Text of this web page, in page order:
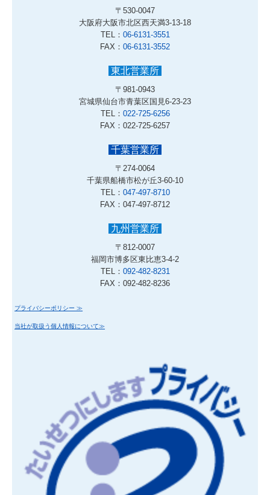
〒530-0047
大阪府大阪市北区西天満3-13-18
TEL： 06-6131-3551
FAX： 06-6131-3552
東北営業所
〒981-0943
宮城県仙台市青葉区国見6-23-23
TEL： 022-725-6256
FAX：022-725-6257
千葉営業所
〒274-0064
千葉県船橋市松が丘3-60-10
TEL： 047-497-8710
FAX：047-497-8712
九州営業所
〒812-0007
福岡市博多区東比恵3-4-2
TEL： 092-482-8231
FAX：092-482-8236
プライバシーポリシー ≫
当社が取扱う個人情報について≫